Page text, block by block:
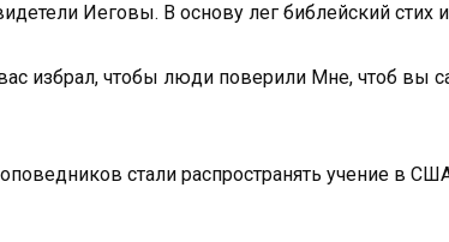
Иеговы. В основу лег библейский стих
избрал, чтобы люди поверили Мне, чтоб вы
стали распространять учение в